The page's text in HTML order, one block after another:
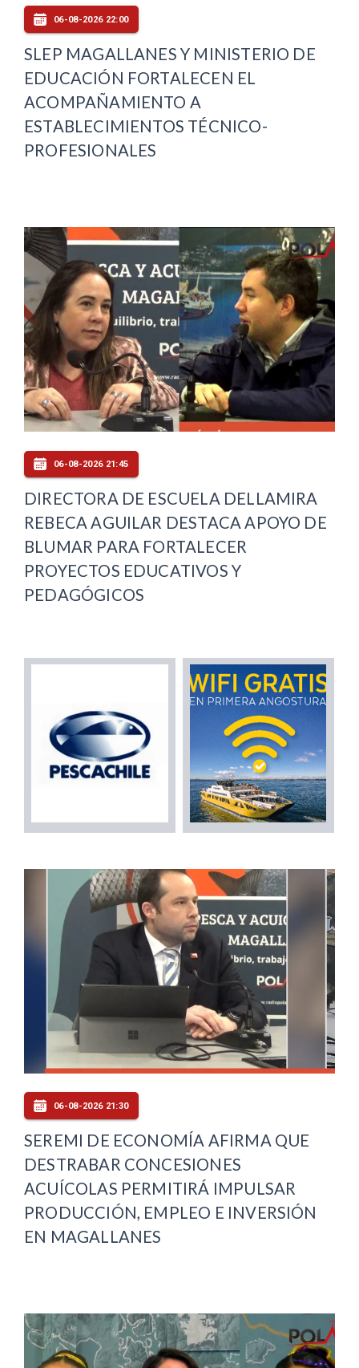
06-08-2026 22:00
SLEP MAGALLANES Y MINISTERIO DE
EDUCACIÓN FORTALECEN EL
ACOMPAÑAMIENTO A
ESTABLECIMIENTOS TÉCNICO-
PROFESIONALES
06-08-2026 21:45
DIRECTORA DE ESCUELA DELLAMIRA
REBECA AGUILAR DESTACA APOYO DE
BLUMAR PARA FORTALECER
PROYECTOS EDUCATIVOS Y
PEDAGÓGICOS
06-08-2026 21:30
SEREMI DE ECONOMÍA AFIRMA QUE
DESTRABAR CONCESIONES
ACUÍCOLAS PERMITIRÁ IMPULSAR
PRODUCCIÓN, EMPLEO E INVERSIÓN
EN MAGALLANES